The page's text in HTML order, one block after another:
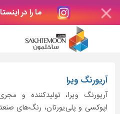
ما را در
آریورنگ ویرا
آریورنگ ویرا، تولیدکننده و
اپوکسی و پلی‌یورتان، رنگ‌های